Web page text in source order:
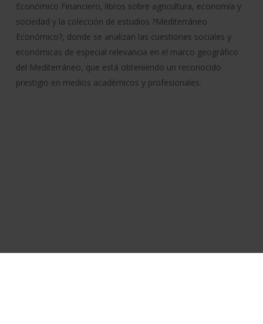
Económico Financiero, libros sobre agricultura, economía y
sociedad y la colección de estudios ?Mediterráneo
Económico?, donde se analizan las cuestiones sociales y
económicas de especial relevancia en el marco geográfico
del Mediterráneo, que está obteniendo un reconocido
prestigio en medios académicos y profesionales.